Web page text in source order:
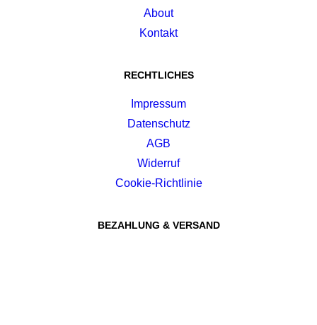
About
Kontakt
RECHTLICHES
Impressum
Datenschutz
AGB
Widerruf
Cookie-Richtlinie
BEZAHLUNG & VERSAND